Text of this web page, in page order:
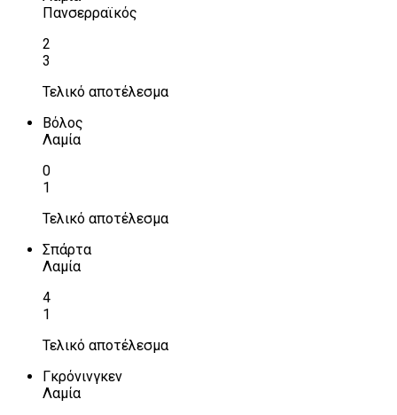
Πανσερραϊκός
2
3
Τελικό αποτέλεσμα
Βόλος
Λαμία
0
1
Τελικό αποτέλεσμα
Σπάρτα
Λαμία
4
1
Τελικό αποτέλεσμα
Γκρόνινγκεν
Λαμία